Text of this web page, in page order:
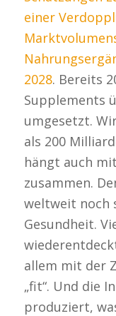
einer
2028. Bereits
Supplements
umgesetzt.
als 200
hängt auch
zusammen.
weltweit noch
Gesundheit.
allem mit der
„fit“. Und die
produziert,